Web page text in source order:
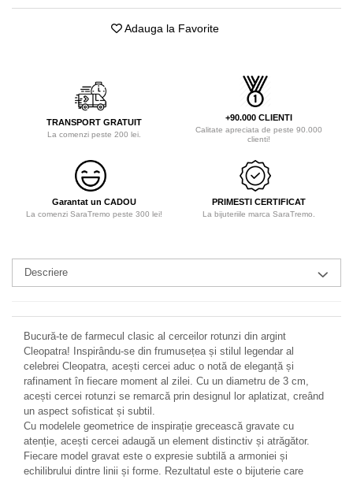
Adauga la Favorite
TRANSPORT GRATUIT
La comenzi peste 200 lei.
+90.000 CLIENTI
Calitate apreciata de peste 90.000
clienti!
Garantat un CADOU
La comenzi SaraTremo peste 300 lei!
PRIMESTI CERTIFICAT
La bijuteriile marca SaraTremo.
Descriere
Bucură-te de farmecul clasic al cerceilor rotunzi din argint
Cleopatra! Inspirându-se din frumusețea și stilul legendar al
celebrei Cleopatra, acești cercei aduc o notă de eleganță și
rafinament în fiecare moment al zilei. Cu un diametru de 3 cm,
acești cercei rotunzi se remarcă prin designul lor aplatizat, creând
un aspect sofisticat și subtil.
Cu modelele geometrice de inspirație grecească gravate cu
atenție, acești cercei adaugă un element distinctiv și atrăgător.
Fiecare model gravat este o expresie subtilă a armoniei și
echilibrului dintre linii și forme. Rezultatul este o bijuterie care